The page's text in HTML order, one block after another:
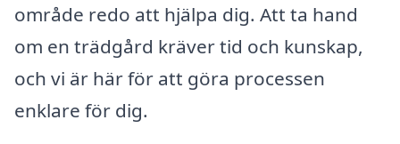
område redo att hjälpa dig. Att ta hand
om en trädgård kräver tid och kunskap,
och vi är här för att göra processen
enklare för dig.